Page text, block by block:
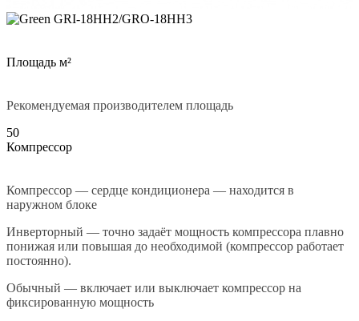
Площадь м²
Рекомендуемая производителем площадь
50
Компрессор
Компрессор — сердце кондиционера — находится в
наружном блоке
Инверторный — точно задаёт мощность компрессора плавно
понижая или повышая до необходимой (компрессор работает
постоянно).
Обычный — включает или выключает компрессор на
фиксированную мощность